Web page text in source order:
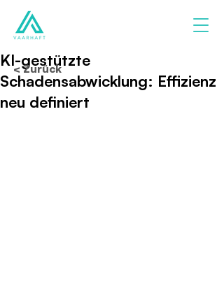
KI-gestützte
Schadensabwicklung: Effizienz
neu definiert
< Zurück